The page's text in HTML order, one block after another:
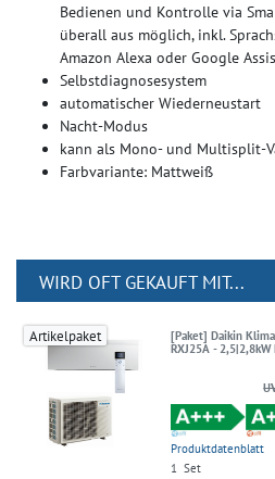
Bedienen und Kontrolle via
überall aus möglich, inkl.
Amazon Alexa oder Google
Selbstdiagnosesystem
automatischer Wiederneustart
Nacht-Modus
kann als Mono- und Multisplit-
Farbvariante: Mattweiß
WIRD OFT GEKAUFT MIT...
Artikelpaket
[Paket] Daikin
RXJ25A -
Produktdatenblatt
1 Set